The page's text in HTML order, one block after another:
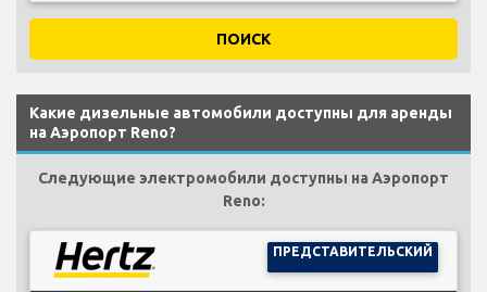
ПОИСК
Какие дизельные автомобили доступны для аренды
на Аэропорт Reno?
Следующие электромобили доступны на Аэропорт
Reno:
ПРЕДСТАВИТЕЛЬСКИЙ